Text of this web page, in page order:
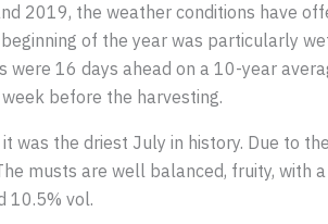
2019, the weather conditions have
of the year was particularly
16 days ahead on a 10-year
before the harvesting.
was the driest July in history. Due to
musts are well balanced, fruity, with
10.5% vol.